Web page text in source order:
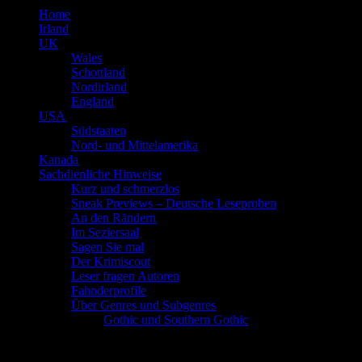
Home
Irland
UK
Wales
Schottland
Nordirland
England
USA
Südstaaten
Nord- und Mittelamerika
Kanada
Sachdienliche Hinweise
Kurz und schmerzlos
Sneak Previews – Deutsche Leseproben
An den Rändern
Im Seziersaal
Sagen Sie mal
Der Krimiscout
Leser fragen Autoren
Fahnderprofile
Über Genres und Subgenres
Gothic und Southern Gothic